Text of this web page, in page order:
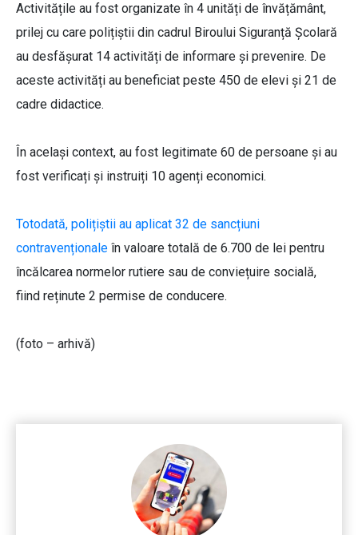
Activitățile au fost organizate în 4 unități de învățământ,
prilej cu care polițiștii din cadrul Biroului Siguranță Școlară
au desfășurat 14 activități de informare și prevenire. De
aceste activități au beneficiat peste 450 de elevi și 21 de
cadre didactice.
În același context, au fost legitimate 60 de persoane și au
fost verificați și instruiți 10 agenți economici.
Totodată, polițiștii au aplicat 32 de sancțiuni
contravenționale în valoare totală de 6.700 de lei pentru
încălcarea normelor rutiere sau de conviețuire socială,
fiind reținute 2 permise de conducere.
(foto – arhivă)